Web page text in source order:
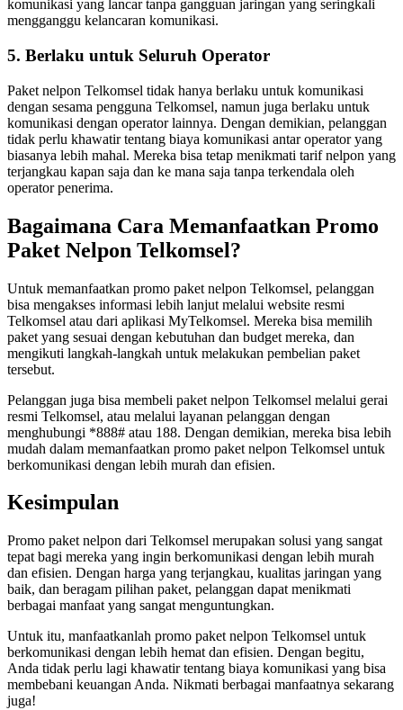
komunikasi yang lancar tanpa gangguan jaringan yang seringkali
mengganggu kelancaran komunikasi.
5. Berlaku untuk Seluruh Operator
Paket nelpon Telkomsel tidak hanya berlaku untuk komunikasi
dengan sesama pengguna Telkomsel, namun juga berlaku untuk
komunikasi dengan operator lainnya. Dengan demikian, pelanggan
tidak perlu khawatir tentang biaya komunikasi antar operator yang
biasanya lebih mahal. Mereka bisa tetap menikmati tarif nelpon yang
terjangkau kapan saja dan ke mana saja tanpa terkendala oleh
operator penerima.
Bagaimana Cara Memanfaatkan Promo
Paket Nelpon Telkomsel?
Untuk memanfaatkan promo paket nelpon Telkomsel, pelanggan
bisa mengakses informasi lebih lanjut melalui website resmi
Telkomsel atau dari aplikasi MyTelkomsel. Mereka bisa memilih
paket yang sesuai dengan kebutuhan dan budget mereka, dan
mengikuti langkah-langkah untuk melakukan pembelian paket
tersebut.
Pelanggan juga bisa membeli paket nelpon Telkomsel melalui gerai
resmi Telkomsel, atau melalui layanan pelanggan dengan
menghubungi *888# atau 188. Dengan demikian, mereka bisa lebih
mudah dalam memanfaatkan promo paket nelpon Telkomsel untuk
berkomunikasi dengan lebih murah dan efisien.
Kesimpulan
Promo paket nelpon dari Telkomsel merupakan solusi yang sangat
tepat bagi mereka yang ingin berkomunikasi dengan lebih murah
dan efisien. Dengan harga yang terjangkau, kualitas jaringan yang
baik, dan beragam pilihan paket, pelanggan dapat menikmati
berbagai manfaat yang sangat menguntungkan.
Untuk itu, manfaatkanlah promo paket nelpon Telkomsel untuk
berkomunikasi dengan lebih hemat dan efisien. Dengan begitu,
Anda tidak perlu lagi khawatir tentang biaya komunikasi yang bisa
membebani keuangan Anda. Nikmati berbagai manfaatnya sekarang
juga!